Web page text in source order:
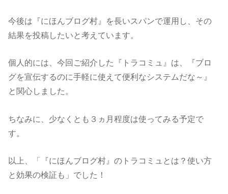
今後は『にほんブログ村』を長いスパンで運用し、その
結果を投稿したいと考えています。
個人的には、今回ご紹介した『トラコミュ』は、『ブロ
グを宣伝するのに手軽に使えて便利なシステムだな～』
と関心しました。
ちなみに、少なくとも３ヵ月程度は使ってみる予定で
す。
以上、「『にほんブログ村』のトラコミュとは？使い方
と効果の検証も」でした！